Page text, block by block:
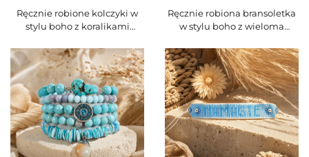
Ręcznie robione kolczyki w
stylu boho z koralikami
etniczne geometryczne
kolczyki wiszące dla kobiet,
kod produktu O16EMI102
Ręcznie robiona bransoletka
w stylu boho z wieloma
kamieniami, składająca się z
5 nitek, bransoletka ozdobna
do noszenia razem, kod
produktu O16BMI281